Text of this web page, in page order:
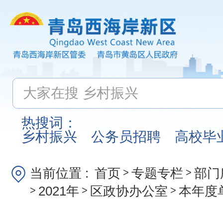
热搜词：
乡村振兴
公务员招聘 高校毕
当前位置 : 首页 > 专题专栏 > 部
> 2021年 > 区政协办公室 > 本年度